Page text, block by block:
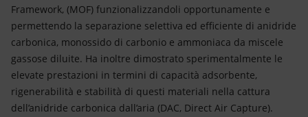
Framework, (MOF) funzionalizzandoli opportunamente e
permettendo la separazione selettiva ed efficiente di anidride
carbonica, monossido di carbonio e ammoniaca da miscele
gassose diluite. Ha inoltre dimostrato sperimentalmente le
elevate prestazioni in termini di capacità adsorbente,
rigenerabilità e stabilità di questi materiali nella cattura
dell’anidride carbonica dall’aria (DAC, Direct Air Capture).